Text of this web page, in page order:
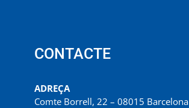
CONTACTE
ADREÇA
Comte Borrell, 22 – 08015 Barcelona